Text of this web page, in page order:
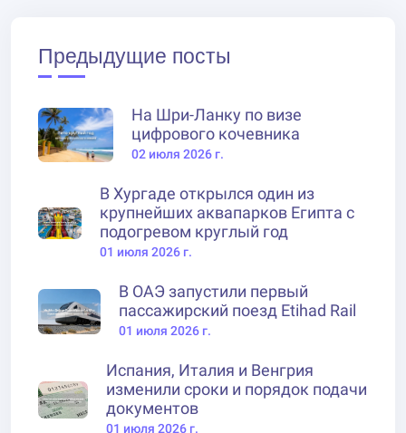
Предыдущие посты
На Шри-Ланку по визе
цифрового кочевника
02 июля 2026 г.
В Хургаде открылся один из
крупнейших аквапарков Египта с
подогревом круглый год
01 июля 2026 г.
В ОАЭ запустили первый
пассажирский поезд Etihad Rail
01 июля 2026 г.
Испания, Италия и Венгрия
изменили сроки и порядок подачи
документов
01 июля 2026 г.